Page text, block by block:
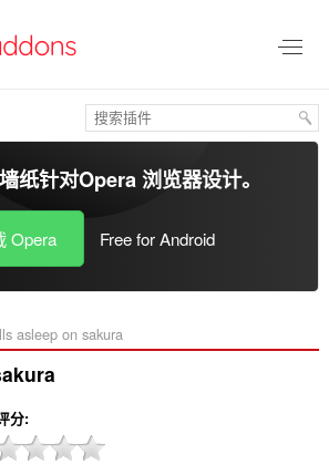
纸针对Opera 浏览器设计。
Opera Free for Android
asleep on sakura‎
分